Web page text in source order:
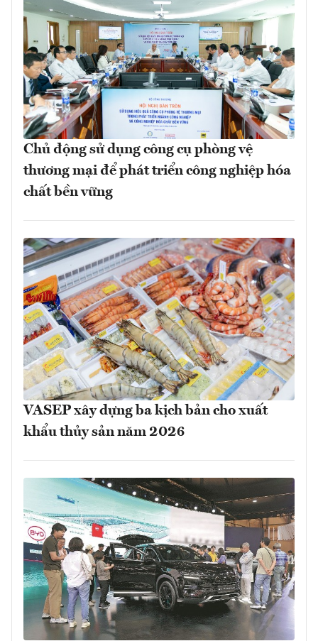
Chủ động sử dụng công cụ phòng vệ
thương mại để phát triển công nghiệp hóa
chất bền vững
VASEP xây dựng ba kịch bản cho xuất
khẩu thủy sản năm 2026